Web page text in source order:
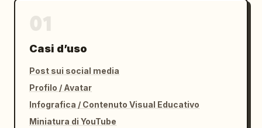
Casi d’uso
Post sui social media
Profilo / Avatar
Infografica / Contenuto Visual Educativo
Miniatura di YouTube